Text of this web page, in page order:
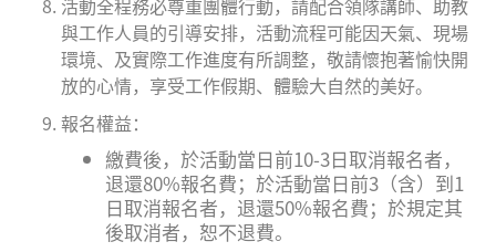
活動全程務必尊重團體行動，請配合領隊講師、助教
與工作人員的引導安排，活動流程可能因天氣、現場
環境、及實際工作進度有所調整，敬請懷抱著愉快開
放的心情，享受工作假期、體驗大自然的美好。
報名權益：
繳費後，於活動當日前10-3日取消報名者，
退還80%報名費；於活動當日前3（含）到1
日取消報名者，退還50%報名費；於規定其
後取消者，恕不退費。